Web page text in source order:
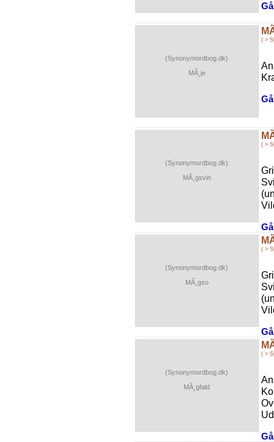
(Synonymordbog.dk)
MÃ¸je
( >
(Synonymordbog.dk)
MÃ¸gsvin
( >
(Synonymordbog.dk)
MÃ¸gso
( >
(Synonymordbog.dk)
MÃ¸gfald
( >